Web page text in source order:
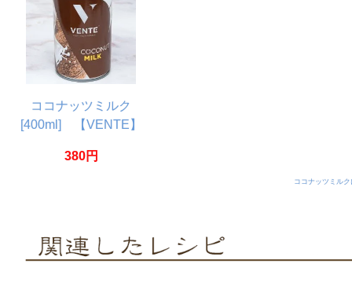
ココナッツミルク
[400ml] 【VENTE】
380円
ココナッツミル